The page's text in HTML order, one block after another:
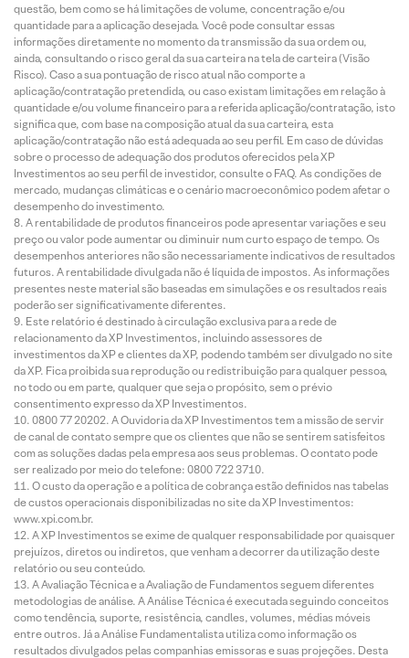
questão, bem como se há limitações de volume, concentração e/ou
quantidade para a aplicação desejada. Você pode consultar essas
informações diretamente no momento da transmissão da sua ordem ou,
ainda, consultando o risco geral da sua carteira na tela de carteira (Visão
Risco). Caso a sua pontuação de risco atual não comporte a
aplicação/contratação pretendida, ou caso existam limitações em relação à
quantidade e/ou volume financeiro para a referida aplicação/contratação, isto
significa que, com base na composição atual da sua carteira, esta
aplicação/contratação não está adequada ao seu perfil. Em caso de dúvidas
sobre o processo de adequação dos produtos oferecidos pela XP
Investimentos ao seu perfil de investidor, consulte o FAQ. As condições de
mercado, mudanças climáticas e o cenário macroeconômico podem afetar o
desempenho do investimento.
A rentabilidade de produtos financeiros pode apresentar variações e seu
preço ou valor pode aumentar ou diminuir num curto espaço de tempo. Os
desempenhos anteriores não são necessariamente indicativos de resultados
futuros. A rentabilidade divulgada não é líquida de impostos. As informações
presentes neste material são baseadas em simulações e os resultados reais
poderão ser significativamente diferentes.
Este relatório é destinado à circulação exclusiva para a rede de
relacionamento da XP Investimentos, incluindo assessores de
investimentos da XP e clientes da XP, podendo também ser divulgado no site
da XP. Fica proibida sua reprodução ou redistribuição para qualquer pessoa,
no todo ou em parte, qualquer que seja o propósito, sem o prévio
consentimento expresso da XP Investimentos.
0800 77 20202. A Ouvidoria da XP Investimentos tem a missão de servir
de canal de contato sempre que os clientes que não se sentirem satisfeitos
com as soluções dadas pela empresa aos seus problemas. O contato pode
ser realizado por meio do telefone: 0800 722 3710.
O custo da operação e a política de cobrança estão definidos nas tabelas
de custos operacionais disponibilizadas no site da XP Investimentos:
www.xpi.com.br.
A XP Investimentos se exime de qualquer responsabilidade por quaisquer
prejuízos, diretos ou indiretos, que venham a decorrer da utilização deste
relatório ou seu conteúdo.
A Avaliação Técnica e a Avaliação de Fundamentos seguem diferentes
metodologias de análise. A Análise Técnica é executada seguindo conceitos
como tendência, suporte, resistência, candles, volumes, médias móveis
entre outros. Já a Análise Fundamentalista utiliza como informação os
resultados divulgados pelas companhias emissoras e suas projeções. Desta